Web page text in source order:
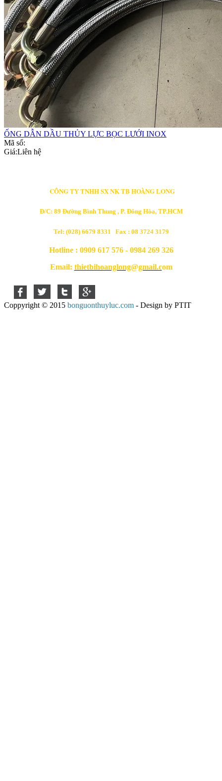
ỐNG DẪN DẦU THỦY LỰC BỌC LƯỚI INOX
Mã số:
Giá:Liên hệ
CÔNG TY TNHH SX NK TB HOÀNG LONG
Đ/C: 89 Đường Bình Thung , P. Đông Hòa, TP.HCM
Tel: (028) 6679 8331 Fax : 08 3724 3179
Hotline : 0909 617 576 - 0984 269 326
Email: thietbihoanglong@gmail.com
Coppyright © 2015 bonguonthuyluc.com - Design by PTIT